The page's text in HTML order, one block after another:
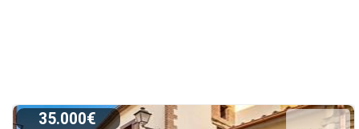
35.000€